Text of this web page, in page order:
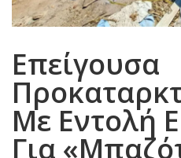
Επείγουσα
Με Εντολή
Για